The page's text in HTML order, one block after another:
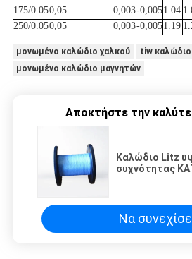
175/0.050,05 0,003-0,0051.04
250/0.050,05 0,003-0,0051.19
μονωμένο καλώδιο χαλκού
tiw καλώδιο
μονωμένο καλώδιο μαγνητών
Αποκτήστε την
Καλώδιο Litz
συχνότητας
Να